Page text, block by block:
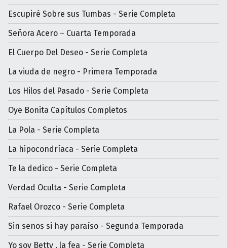
Escupiré Sobre sus Tumbas - Serie Completa
Señora Acero – Cuarta Temporada
El Cuerpo Del Deseo - Serie Completa
La viuda de negro - Primera Temporada
Los Hilos del Pasado - Serie Completa
Oye Bonita Capítulos Completos
La Pola - Serie Completa
La hipocondríaca - Serie Completa
Te la dedico - Serie Completa
Verdad Oculta - Serie Completa
Rafael Orozco - Serie Completa
Sin senos si hay paraíso - Segunda Temporada
Yo soy Betty , la fea - Serie Completa